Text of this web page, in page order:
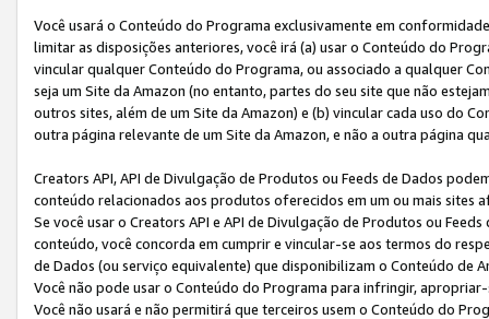
Você usará o Conteúdo do Programa exclusivamente em
limitar as disposições anteriores, você irá (a) usar o Conteúdo do
vincular qualquer Conteúdo do Programa, ou associado a qualquer
seja um Site da Amazon (no entanto, partes do seu site que não
outros sites, além de um Site da Amazon) e (b) vincular cada uso do
outra página relevante de um Site da Amazon, e não a outra página
Creators API, API de Divulgação de Produtos ou Feeds de Dados
conteúdo relacionados aos produtos oferecidos em um ou mais sites
Se você usar o Creators API e API de Divulgação de Produtos ou
conteúdo, você concorda em cumprir e vincular-se aos termos do
de Dados (ou serviço equivalente) que disponibilizam o Conteúdo de
Você não pode usar o Conteúdo do Programa para infringir,
Você não usará e não permitirá que terceiros usem o Conteúdo do